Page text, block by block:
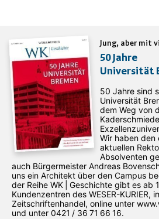
Jung, aber mit
50 Jahre
Universität
50 Jahre sind
Universität
dem Weg von
Wir haben den
aktuellen
Absolventen
auch Bürgermeister Andreas
uns ein Architekt über den Campus
der Reihe WK | Geschichte gibt es
Kundenzentren des WESER-­KURIER,
Zeitschriftenhandel, online unter
und unter 0421 / 36 71 66 16.